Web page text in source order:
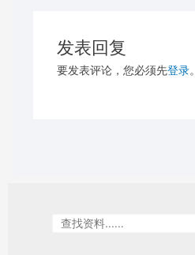
发表回复
要发表评论，您必须先登录。